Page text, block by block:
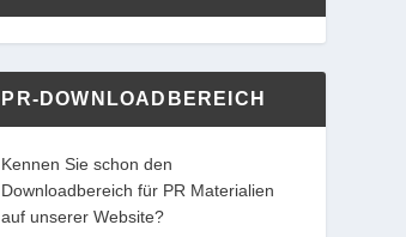
PR-DOWNLOADBEREICH
Kennen Sie schon den
Downloadbereich für PR Materialien
auf unserer Website?